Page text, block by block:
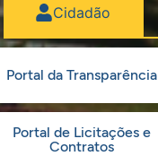
Cidadão
Portal da Transparência
Portal de Licitações e
Contratos